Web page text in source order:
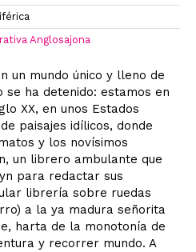
Anglosajona
un mundo único y lleno de
se ha detenido: estamos en
XX, en unos Estados
paisajes idílicos, donde
y los novísimos
un librero ambulante que
para redactar sus
librería sobre ruedas
a la ya madura señorita
harta de la monotonía de
y recorrer mundo. A